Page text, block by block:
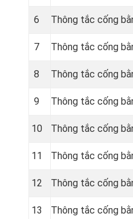
6 Thông tắc cống
7 Thông tắc cống
8 Thông tắc cống
9 Thông tắc cống
10 Thông tắc cống
11 Thông tắc cống
12 Thông tắc cống
13 Thông tắc cống